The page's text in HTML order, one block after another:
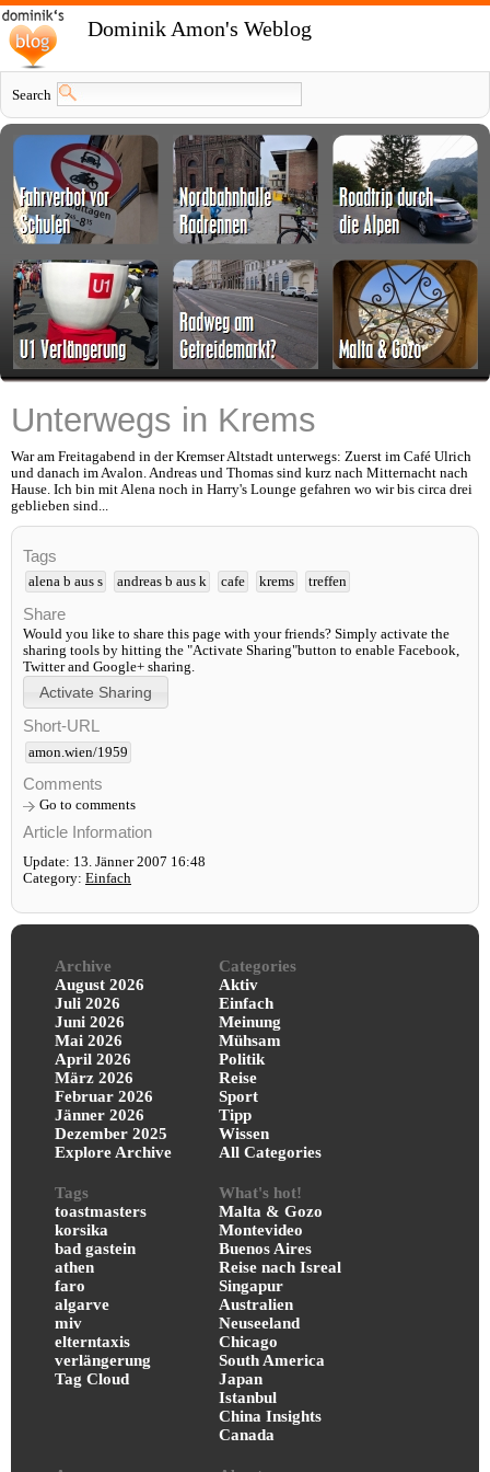
Dominik Amon's Weblog
Search
Unterwegs in Krems
War am Freitagabend in der Kremser Altstadt unterwegs: Zuerst im Café Ulrich
und danach im Avalon. Andreas und Thomas sind kurz nach Mitternacht nach
Hause. Ich bin mit Alena noch in Harry's Lounge gefahren wo wir bis circa drei
geblieben sind...
Tags
alena b aus s andreas b aus k cafe krems treffen
Share
Would you like to share this page with your friends? Simply activate the
sharing tools by hitting the "Activate Sharing"button to enable Facebook,
Twitter and Google+ sharing.
Short-URL
amon.wien/1959
Comments
Go to comments
Article Information
Update: 13. Jänner 2007 16:48
Category: Einfach
Archive
August 2026
Juli 2026
Juni 2026
Mai 2026
April 2026
März 2026
Februar 2026
Jänner 2026
Dezember 2025
Explore Archive
Categories
Aktiv
Einfach
Meinung
Mühsam
Politik
Reise
Sport
Tipp
Wissen
All Categories
Tags
toastmasters
korsika
bad gastein
athen
faro
algarve
miv
elterntaxis
verlängerung
Tag Cloud
What's hot!
Malta & Gozo
Montevideo
Buenos Aires
Reise nach Isreal
Singapur
Australien
Neuseeland
Chicago
South America
Japan
Istanbul
China Insights
Canada